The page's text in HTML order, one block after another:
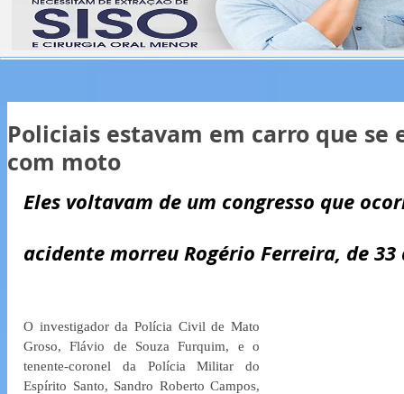
Policiais estavam em carro que se
com moto
Eles voltavam de um congresso que
acidente morreu Rogério Ferreira, de 33
O investigador da Polícia Civil de Mato
Groso, Flávio de Souza Furquim, e o
tenente-coronel da Polícia Militar do
Espírito Santo, Sandro Roberto Campos,